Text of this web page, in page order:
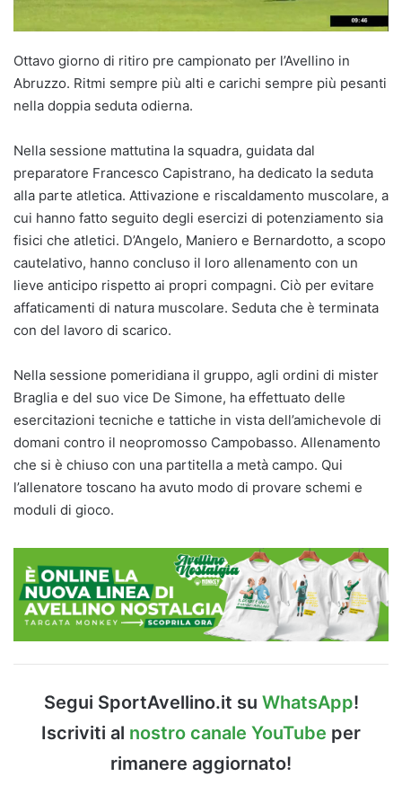
Ottavo giorno di ritiro pre campionato per l’Avellino in
Abruzzo. Ritmi sempre più alti e carichi sempre più pesanti
nella doppia seduta odierna.
Nella sessione mattutina la squadra, guidata dal
preparatore Francesco Capistrano, ha dedicato la seduta
alla parte atletica. Attivazione e riscaldamento muscolare, a
cui hanno fatto seguito degli esercizi di potenziamento sia
fisici che atletici. D’Angelo, Maniero e Bernardotto, a scopo
cautelativo, hanno concluso il loro allenamento con un
lieve anticipo rispetto ai propri compagni. Ciò per evitare
affaticamenti di natura muscolare. Seduta che è terminata
con del lavoro di scarico.
Nella sessione pomeridiana il gruppo, agli ordini di mister
Braglia e del suo vice De Simone, ha effettuato delle
esercitazioni tecniche e tattiche in vista dell’amichevole di
domani contro il neopromosso Campobasso. Allenamento
che si è chiuso con una partitella a metà campo. Qui
l’allenatore toscano ha avuto modo di provare schemi e
moduli di gioco.
Segui SportAvellino.it su WhatsApp!
Iscriviti al nostro canale YouTube per
rimanere aggiornato!